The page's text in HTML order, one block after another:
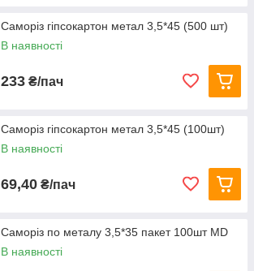
Саморіз гіпсокартон метал 3,5*45 (500 шт)
В наявності
233 ₴/пач
Саморіз гіпсокартон метал 3,5*45 (100шт)
В наявності
69,40 ₴/пач
Саморіз по металу 3,5*35 пакет 100шт MD
В наявності